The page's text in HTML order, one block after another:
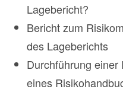
Lagebericht?
Bericht zum
des Lageberichts
Durchführung
eines